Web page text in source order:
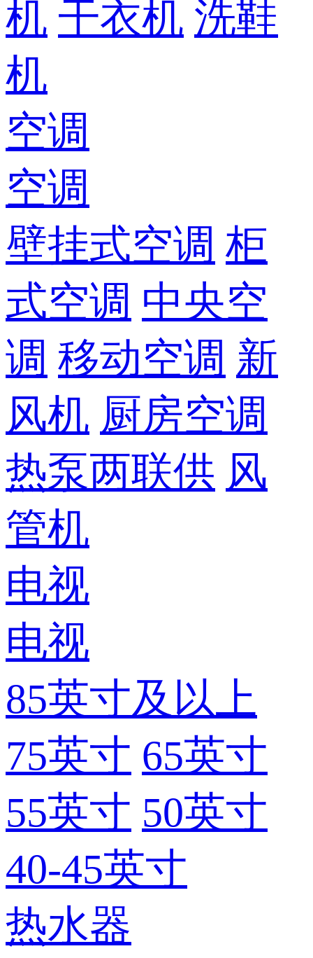
机 干衣机 洗鞋
机
空调
空调
壁挂式空调 柜
式空调 中央空
调 移动空调 新
风机 厨房空调
热泵两联供 风
管机
电视
电视
85英寸及以上
75英寸 65英寸
55英寸 50英寸
40-45英寸
热水器